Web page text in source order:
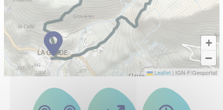
+
−
Leaflet | IGN-F/Geoportail